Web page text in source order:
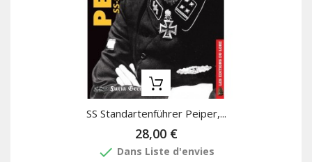
SS Standartenführer Peiper,...
28,00 €
done Dans Liste d'envies